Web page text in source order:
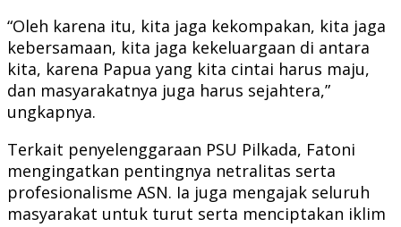
“Oleh karena itu, kita jaga kekompakan, kita jaga
kebersamaan, kita jaga kekeluargaan di antara
kita, karena Papua yang kita cintai harus maju,
dan masyarakatnya juga harus sejahtera,”
ungkapnya.
Terkait penyelenggaraan PSU Pilkada, Fatoni
mengingatkan pentingnya netralitas serta
profesionalisme ASN. Ia juga mengajak seluruh
masyarakat untuk turut serta menciptakan iklim